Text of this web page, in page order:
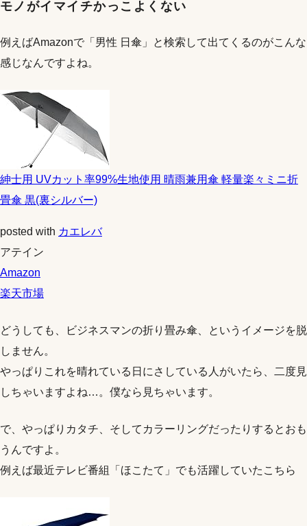
モノがイマイチかっこよくない
例えばAmazonで「男性 日傘」と検索して出てくるのがこんな
感じなんですよね。
紳士用 UVカット率99%生地使用 晴雨兼用傘 軽量楽々ミニ折
畳傘 黒(裏シルバー)
posted with カエレバ
アテイン
Amazon
楽天市場
どうしても、ビジネスマンの折り畳み傘、というイメージを脱
しません。
やっぱりこれを晴れている日にさしている人がいたら、二度見
しちゃいますよね…。僕なら見ちゃいます。
で、やっぱりカタチ、そしてカラーリングだったりするとおも
うんですよ。
例えば最近テレビ番組「ほこたて」でも活躍していたこちら